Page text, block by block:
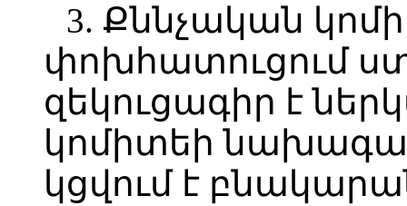
3. Քննչական
փոխհատուցում
զեկուցագիր է
կոմիտեի
կցվում է